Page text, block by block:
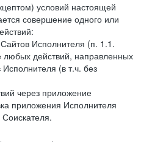
условий настоящей
совершение одного или
Исполнителя (п. 1.1.
действий, направленных
(в т.ч. без
через приложение
приложения Исполнителя